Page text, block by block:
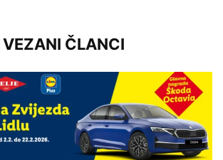
VEZANI ČLANCI